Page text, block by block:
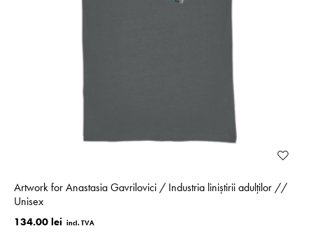
Artwork for Anastasia Gavrilovici / Industria liniștirii adulților //
Unisex
134.00 lei